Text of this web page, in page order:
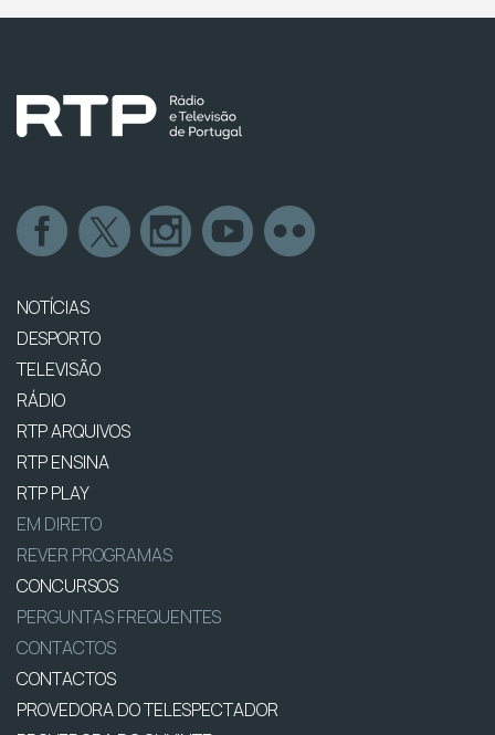
NOTÍCIAS
DESPORTO
TELEVISÃO
RÁDIO
RTP ARQUIVOS
RTP ENSINA
RTP PLAY
EM DIRETO
REVER PROGRAMAS
CONCURSOS
PERGUNTAS FREQUENTES
CONTACTOS
CONTACTOS
PROVEDORA DO TELESPECTADOR